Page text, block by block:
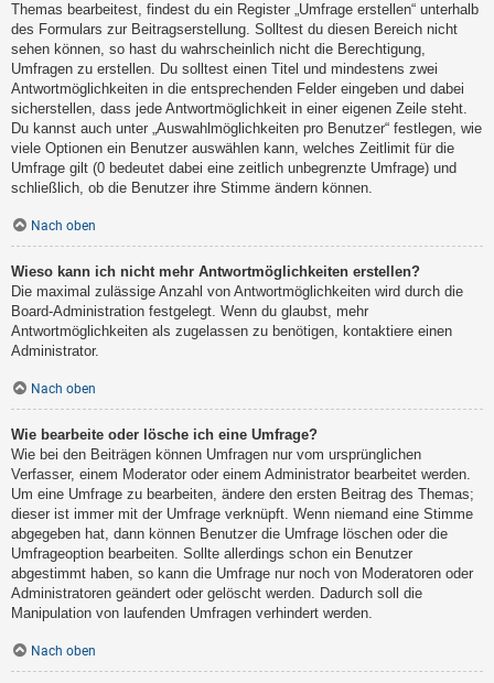
Themas bearbeitest, findest du ein Register „Umfrage erstellen“ unterhalb
des Formulars zur Beitragserstellung. Solltest du diesen Bereich nicht
sehen können, so hast du wahrscheinlich nicht die Berechtigung,
Umfragen zu erstellen. Du solltest einen Titel und mindestens zwei
Antwortmöglichkeiten in die entsprechenden Felder eingeben und dabei
sicherstellen, dass jede Antwortmöglichkeit in einer eigenen Zeile steht.
Du kannst auch unter „Auswahlmöglichkeiten pro Benutzer“ festlegen, wie
viele Optionen ein Benutzer auswählen kann, welches Zeitlimit für die
Umfrage gilt (0 bedeutet dabei eine zeitlich unbegrenzte Umfrage) und
schließlich, ob die Benutzer ihre Stimme ändern können.
Nach oben
Wieso kann ich nicht mehr Antwortmöglichkeiten erstellen?
Die maximal zulässige Anzahl von Antwortmöglichkeiten wird durch die
Board-Administration festgelegt. Wenn du glaubst, mehr
Antwortmöglichkeiten als zugelassen zu benötigen, kontaktiere einen
Administrator.
Nach oben
Wie bearbeite oder lösche ich eine Umfrage?
Wie bei den Beiträgen können Umfragen nur vom ursprünglichen
Verfasser, einem Moderator oder einem Administrator bearbeitet werden.
Um eine Umfrage zu bearbeiten, ändere den ersten Beitrag des Themas;
dieser ist immer mit der Umfrage verknüpft. Wenn niemand eine Stimme
abgegeben hat, dann können Benutzer die Umfrage löschen oder die
Umfrageoption bearbeiten. Sollte allerdings schon ein Benutzer
abgestimmt haben, so kann die Umfrage nur noch von Moderatoren oder
Administratoren geändert oder gelöscht werden. Dadurch soll die
Manipulation von laufenden Umfragen verhindert werden.
Nach oben